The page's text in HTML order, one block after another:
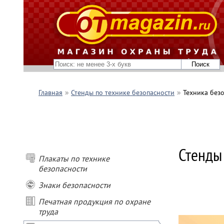
Главная Стенды по технике безопасности Техника
Плакаты по технике
безопасности
Знаки безопасности
Печатная продукция по охране
труда
- при
- при
- при
*
Не